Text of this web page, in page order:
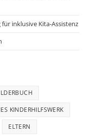
inklusive Kita-Assistenz
KINDERHILFSWERK
ELTERN